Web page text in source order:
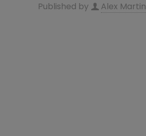
Published by Alex Martin